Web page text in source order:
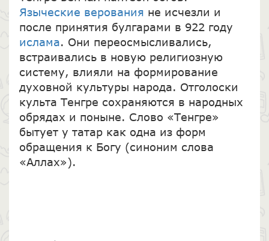
Языческие верования не исчезли и
после принятия булгарами в 922 году
ислама. Они переосмысливались,
встраивались в новую религиозную
систему, влияли на формирование
духовной культуры народа. Отголоски
культа Тенгре сохраняются в народных
обрядах и поныне. Слово «Тенгре»
бытует у татар как одна из форм
обращения к Богу (синоним слова
«Аллах»).